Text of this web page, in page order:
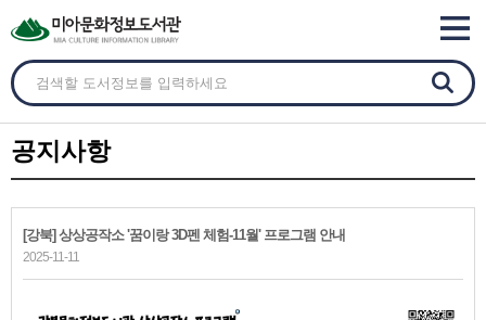
공지사항
[강북] 상상공작소 '꿈이랑 3D펜 체험-11월' 프로그램 안내
2025-11-11